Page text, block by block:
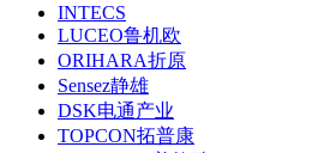
INTECS
LUCEO鲁机欧
ORIHARA折原
Sensez静雄
DSK电通产业
TOPCON拓普康